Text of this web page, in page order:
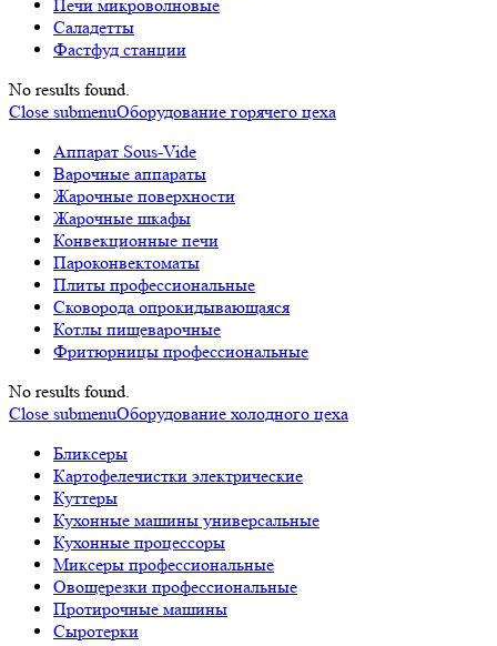
Печи микроволновые
Саладетты
Фастфуд станции
No results found.
Close submenuОборудование горячего цеха
Аппарат Sous-Vide
Варочные аппараты
Жарочные поверхности
Жарочные шкафы
Конвекционные печи
Пароконвектоматы
Плиты профессиональные
Сковорода опрокидывающаяся
Котлы пищеварочные
Фритюрницы профессиональные
No results found.
Close submenuОборудование холодного цеха
Бликсеры
Картофелечистки электрические
Куттеры
Кухонные машины универсальные
Кухонные процессоры
Миксеры профессиональные
Овощерезки профессиональные
Протирочные машины
Сыротерки